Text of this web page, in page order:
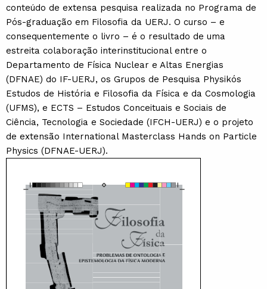
conteúdo de extensa pesquisa realizada no Programa de
Pós-graduação em Filosofia da UERJ. O curso – e
consequentemente o livro – é o resultado de uma
estreita colaboração interinstitucional entre o
Departamento de Física Nuclear e Altas Energias
(DFNAE) do IF-UERJ, os Grupos de Pesquisa Physikós
Estudos de História e Filosofia da Física e da Cosmologia
(UFMS), e ECTS – Estudos Conceituais e Sociais de
Ciência, Tecnologia e Sociedade (IFCH-UERJ) e o projeto
de extensão International Masterclass Hands on Particle
Physics (DFNAE-UERJ).